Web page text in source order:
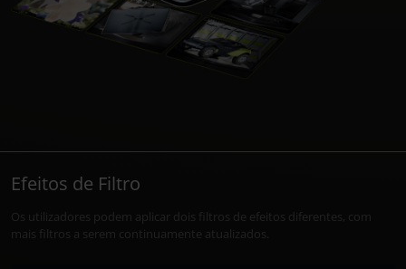
Efeitos de Filtro
Os utilizadores podem aplicar dois filtros de efeitos diferentes, com
mais filtros a serem continuamente atualizados.